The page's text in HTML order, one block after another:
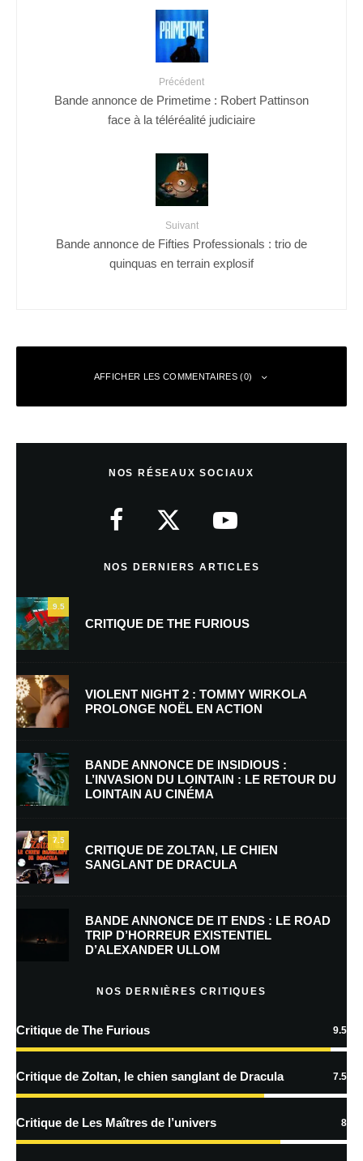
Précédent
Bande annonce de Primetime : Robert Pattinson
face à la téléréalité judiciaire
Suivant
Bande annonce de Fifties Professionals : trio de
quinquas en terrain explosif
AFFICHER LES COMMENTAIRES (0)
Nom*
E-mail* Site web
Enregistrer mon nom, mon e-mail et mon site dans le navigateur pour
mon prochain commentaire.
Prévenez-moi de tous les nouveaux commentaires par e-mail.
En savoir
traitées
NOS RÉSEAUX SOCIAUX
NOS DERNIERS ARTICLES
9.5
CRITIQUE DE THE FURIOUS
VIOLENT NIGHT 2 : TOMMY WIRKOLA
PROLONGE NOËL EN ACTION
BANDE ANNONCE DE INSIDIOUS :
L’INVASION DU LOINTAIN : LE RETOUR DU
LOINTAIN AU CINÉMA
7.5
CRITIQUE DE ZOLTAN, LE CHIEN
SANGLANT DE DRACULA
BANDE ANNONCE DE IT ENDS : LE ROAD
TRIP D’HORREUR EXISTENTIEL
D’ALEXANDER ULLOM
NOS DERNIÈRES CRITIQUES
Critique de The Furious 9.5
Critique de Zoltan, le chien sanglant de Dracula 7.5
Critique de Les Maîtres de l’univers 8